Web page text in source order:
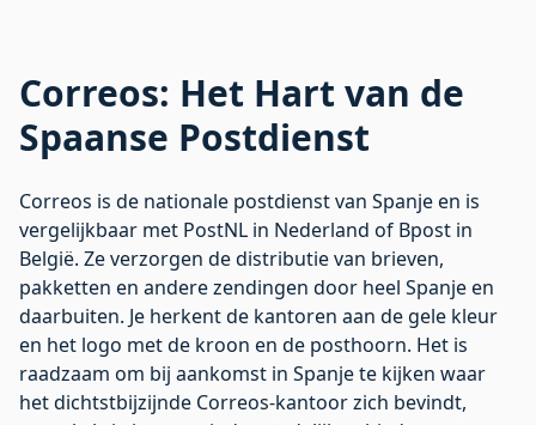
Correos: Het Hart van de
Spaanse Postdienst
Correos is de nationale postdienst van Spanje en is
vergelijkbaar met PostNL in Nederland of Bpost in
België. Ze verzorgen de distributie van brieven,
pakketten en andere zendingen door heel Spanje en
daarbuiten. Je herkent de kantoren aan de gele kleur
en het logo met de kroon en de posthoorn. Het is
raadzaam om bij aankomst in Spanje te kijken waar
het dichtstbijzijnde Correos-kantoor zich bevindt,